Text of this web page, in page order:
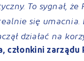
To sygnał,
się umacnia.
działać na
członkini zarządu